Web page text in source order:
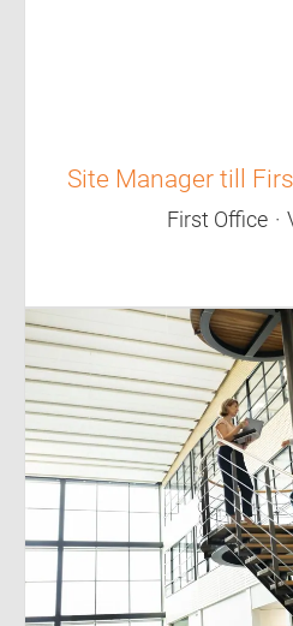
Site Manager till
First Office ·